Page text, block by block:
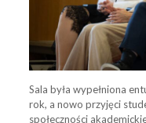
Sala była wypełniona
rok, a nowo przyjęci
społeczności